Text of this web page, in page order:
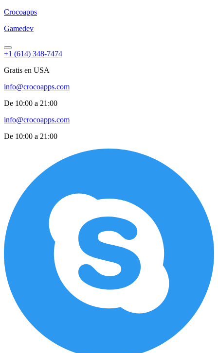
Crocoapps
Gamedev
+1 (614) 348-7474
Gratis en USA
info@crocoapps.com
De 10:00 a 21:00
info@crocoapps.com
De 10:00 a 21:00